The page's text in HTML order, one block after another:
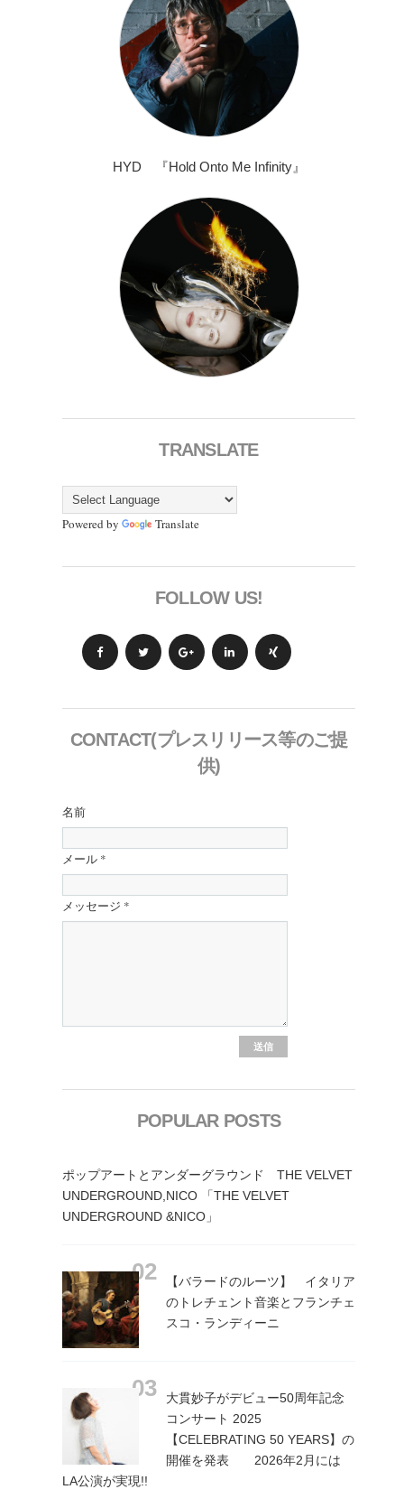
HYD 『Hold Onto Me Infinity』
TRANSLATE
Powered by Translate
FOLLOW US!
CONTACT(プレスリリース等のご提
供)
名前
メール *
メッセージ *
POPULAR POSTS
ポップアートとアンダーグラウンド THE VELVET
UNDERGROUND,NICO 「THE VELVET
UNDERGROUND &NICO」
【バラードのルーツ】 イタリア
のトレチェント音楽とフランチェ
スコ・ランディーニ
大貫妙子がデビュー50周年記念
コンサート 2025
【CELEBRATING 50 YEARS】の
開催を発表 2026年2月には
LA公演が実現!!